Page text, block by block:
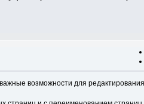
возможности для